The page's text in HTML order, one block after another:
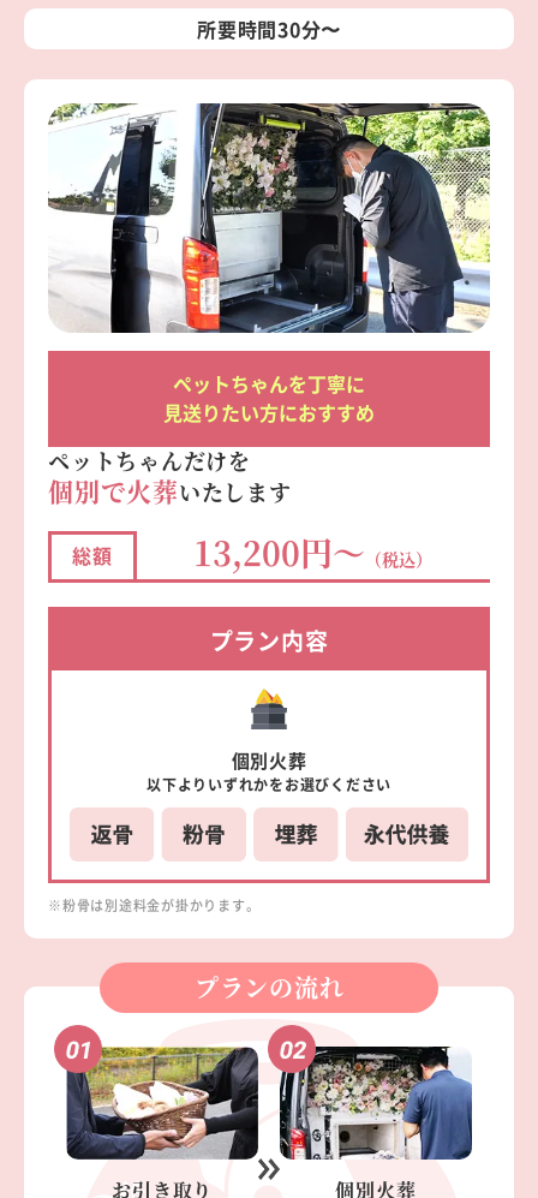
所要時間30分〜
ペットちゃんを丁寧に
見送りたい方におすすめ
ペットちゃんだけを
個別で火葬いたします
総額 13,200円～ （税込）
プラン内容
個別火葬
以下より いずれかをお選びください
※粉骨は別途料金が掛かります。
プランの流れ
お引き取り 個別火葬